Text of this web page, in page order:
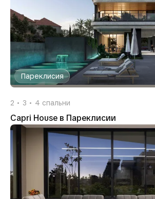
Пареклисия
2 3 4 спальни
Capri House в Пареклисии